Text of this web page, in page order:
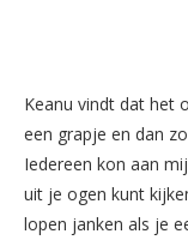
Keanu vindt dat het
een grapje en dan
Iedereen kon aan
uit je ogen kunt
lopen janken als je